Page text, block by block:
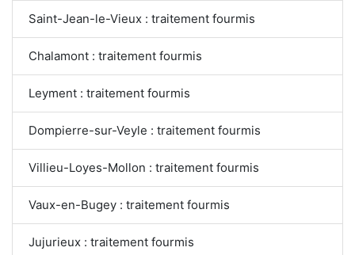
Saint-Jean-le-Vieux : traitement fourmis
Chalamont : traitement fourmis
Leyment : traitement fourmis
Dompierre-sur-Veyle : traitement fourmis
Villieu-Loyes-Mollon : traitement fourmis
Vaux-en-Bugey : traitement fourmis
Jujurieux : traitement fourmis